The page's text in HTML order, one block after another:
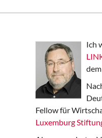
Ich
Fellow für
Luxemburg